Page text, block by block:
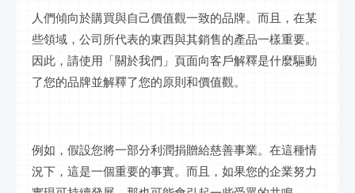
人們傾向於購買與自己價值觀一致的品牌。而且，在某
些領域，公司所代表的東西與其銷售的產品一樣重要。
因此，請使用「關於我們」頁面向客戶解釋是什麼驅動
了您的品牌並解釋了您的原則和價值觀。
例如，假設您將一部分利潤捐贈給慈善事業。在這種情
況下，這是一個重要的事實。而且，如果您的企業努力